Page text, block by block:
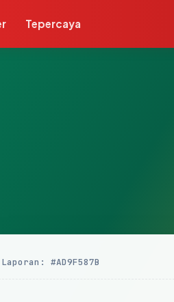
Tepercaya
#AD9F587B